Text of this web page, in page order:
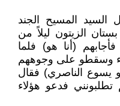
المسيح الجند
الزيتون ليلاً من
(أنا هو) فلما
وسقطو على وجوههم
يسوع الناصري) فقال
فدعو هؤلاء